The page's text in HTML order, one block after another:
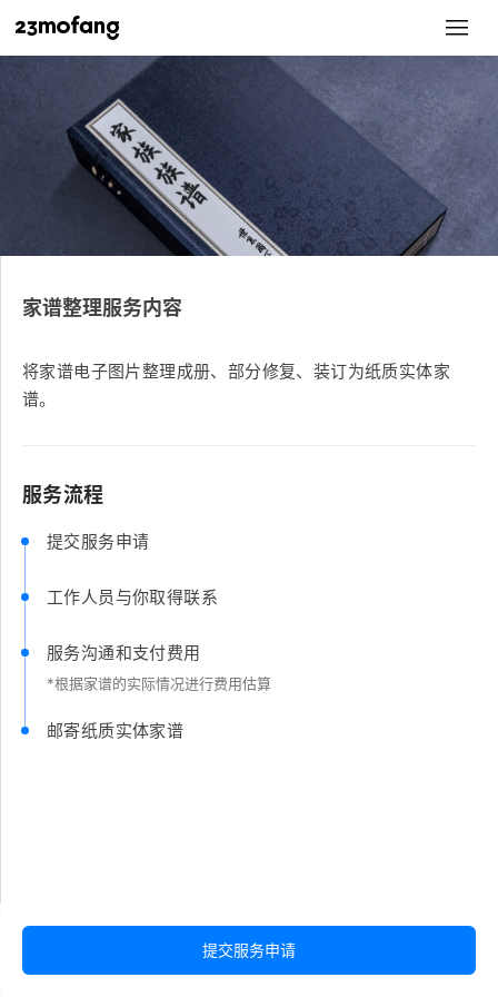
家谱整理服务内容
将家谱电子图片整理成册、部分修复、装订为纸质实体家
谱。
服务流程
提交服务申请
工作人员与你取得联系
服务沟通和支付费用
*根据家谱的实际情况进行费用估算
邮寄纸质实体家谱
提交服务申请